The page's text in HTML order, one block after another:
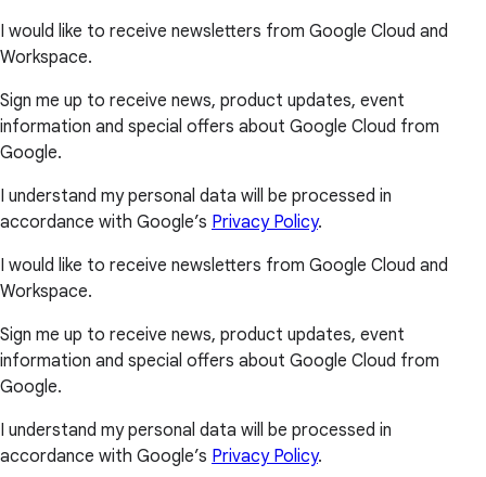
I would like to receive newsletters from Google Cloud and
Workspace.
Sign me up to receive news, product updates, event
information and special offers about Google Cloud from
Google.
I understand my personal data will be processed in
accordance with Google’s Privacy Policy.
I would like to receive newsletters from Google Cloud and
Workspace.
Sign me up to receive news, product updates, event
information and special offers about Google Cloud from
Google.
I understand my personal data will be processed in
accordance with Google’s Privacy Policy.